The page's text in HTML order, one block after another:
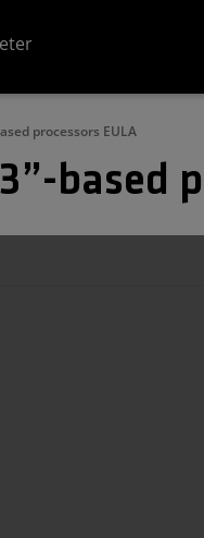
processors EULA
based